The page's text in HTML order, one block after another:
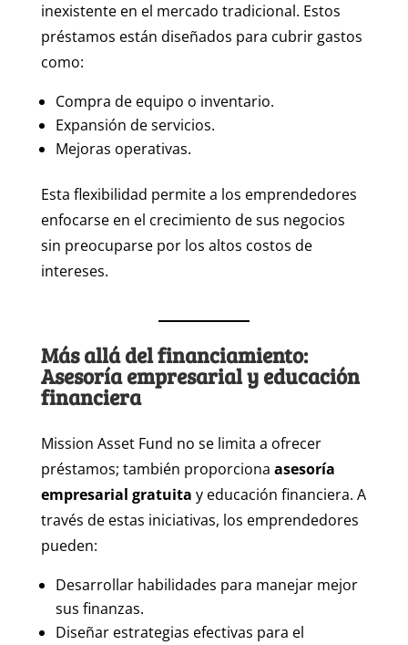
inexistente en el mercado tradicional. Estos
préstamos están diseñados para cubrir gastos
como:
Compra de equipo o inventario.
Expansión de servicios.
Mejoras operativas.
Esta flexibilidad permite a los emprendedores
enfocarse en el crecimiento de sus negocios
sin preocuparse por los altos costos de
intereses.
Más allá del financiamiento:
Asesoría empresarial y educación
financiera
Mission Asset Fund no se limita a ofrecer
préstamos; también proporciona asesoría
empresarial gratuita y educación financiera. A
través de estas iniciativas, los emprendedores
pueden:
Desarrollar habilidades para manejar mejor
sus finanzas.
Diseñar estrategias efectivas para el